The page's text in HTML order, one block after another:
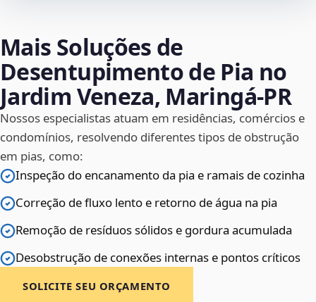
Mais Soluções de
Desentupimento de Pia no
Jardim Veneza, Maringá‑PR
Nossos especialistas atuam em residências, comércios e
condomínios, resolvendo diferentes tipos de obstrução
em pias, como:
Inspeção do encanamento da pia e ramais de cozinha
Correção de fluxo lento e retorno de água na pia
Remoção de resíduos sólidos e gordura acumulada
Desobstrução de conexões internas e pontos críticos
SOLICITE SEU ORÇAMENTO